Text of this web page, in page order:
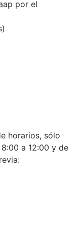
por el
horarios, sólo
a 12:00 y de